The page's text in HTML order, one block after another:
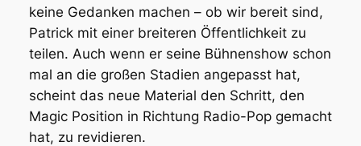
keine Gedanken machen – ob wir bereit sind,
Patrick mit einer breiteren Öffentlichkeit zu
teilen. Auch wenn er seine Bühnenshow schon
mal an die großen Stadien angepasst hat,
scheint das neue Material den Schritt, den
Magic Position in Richtung Radio-Pop gemacht
hat, zu revidieren.